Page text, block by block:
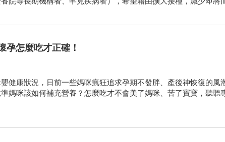
孕怎麼吃才正確！
健康狀況，日前一些媽咪瘋狂追求孕期不發胖、產後神恢復的風
媽咪該如何補充營養？怎麼吃才不會美了媽咪、苦了寶寶，聽聽